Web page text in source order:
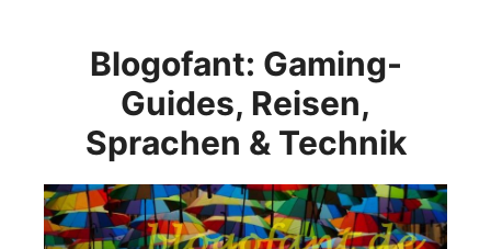
Blogofant: Gaming-
Guides, Reisen,
Sprachen & Technik